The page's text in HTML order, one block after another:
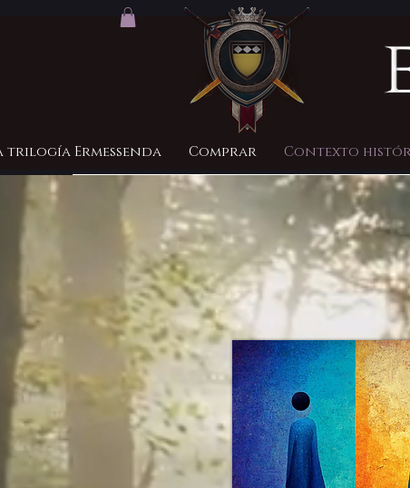
trilogía Ermessenda Comprar Contexto